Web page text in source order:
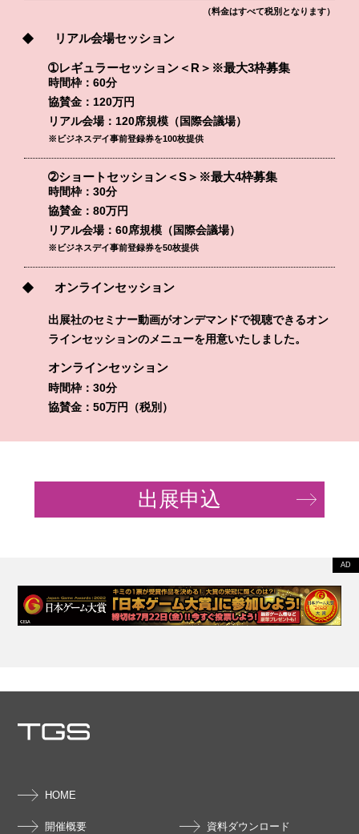
（料金はすべて税別となります）
リアル会場セッション
➀レギュラーセッション＜R＞※最大3枠募集
時間枠：60分
協賛金：120万円
リアル会場：120席規模（国際会議場）
※ビジネスデイ事前登録券を100枚提供
➁ショートセッション＜S＞※最大4枠募集
時間枠：30分
協賛金：80万円
リアル会場：60席規模（国際会議場）
※ビジネスデイ事前登録券を50枚提供
オンラインセッション
出展社のセミナー動画がオンデマンドで視聴できるオン
ラインセッションのメニューを用意いたしました。
オンラインセッション
時間枠：30分
協賛金：50万円（税別）
出展申込
HOME
開催概要 資料ダウンロード